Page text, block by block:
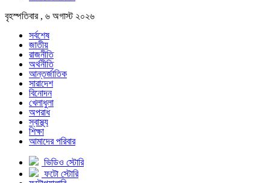
বৃহস্পতিবার , ৬ অগাস্ট ২০২৬
সর্বশেষ
জাতীয়
রাজনীতি
অর্থনীতি
আন্তর্জাতিক
সারাদেশ
বিনোদন
খেলাধুলা
অপরাধ
স্বাস্থ্য
শিক্ষা
আমাদের পরিবার
ভিডিও স্টোরি
ফটো স্টোরি